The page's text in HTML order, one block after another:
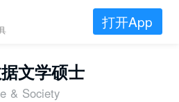
打开App
文学硕士
& Society